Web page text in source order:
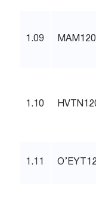
1.09
1.10
1.11